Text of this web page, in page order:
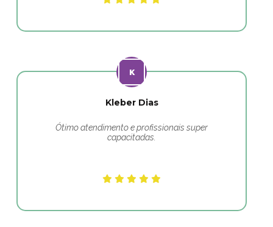
Kleber Dias
Ótimo atendimento e profissionais super
capacitadas.